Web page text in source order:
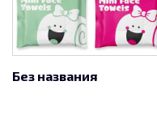
Без названия